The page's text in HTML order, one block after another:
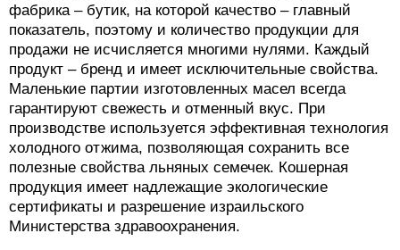
фабрика – бутик, на которой качество – главный
показатель, поэтому и количество продукции для
продажи не исчисляется многими нулями. Каждый
продукт – бренд и имеет исключительные свойства.
Маленькие партии изготовленных масел всегда
гарантируют свежесть и отменный вкус. При
производстве используется эффективная технология
холодного отжима, позволяющая сохранить все
полезные свойства льняных семечек. Кошерная
продукция имеет надлежащие экологические
сертификаты и разрешение израильского
Министерства здравоохранения.